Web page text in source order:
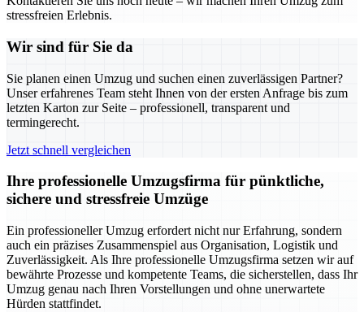
stressfreien Erlebnis.
Wir sind für Sie da
Sie planen einen Umzug und suchen einen zuverlässigen Partner?
Unser erfahrenes Team steht Ihnen von der ersten Anfrage bis zum
letzten Karton zur Seite – professionell, transparent und
termingerecht.
Jetzt schnell vergleichen
Ihre professionelle Umzugsfirma für pünktliche,
sichere und stressfreie Umzüge
Ein professioneller Umzug erfordert nicht nur Erfahrung, sondern
auch ein präzises Zusammenspiel aus Organisation, Logistik und
Zuverlässigkeit. Als Ihre professionelle Umzugsfirma setzen wir auf
bewährte Prozesse und kompetente Teams, die sicherstellen, dass Ihr
Umzug genau nach Ihren Vorstellungen und ohne unerwartete
Hürden stattfindet.